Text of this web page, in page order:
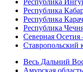
Республика
Республика
Республика
Республика
Северная
Ставропольский
Весь Дальний
Амурская область